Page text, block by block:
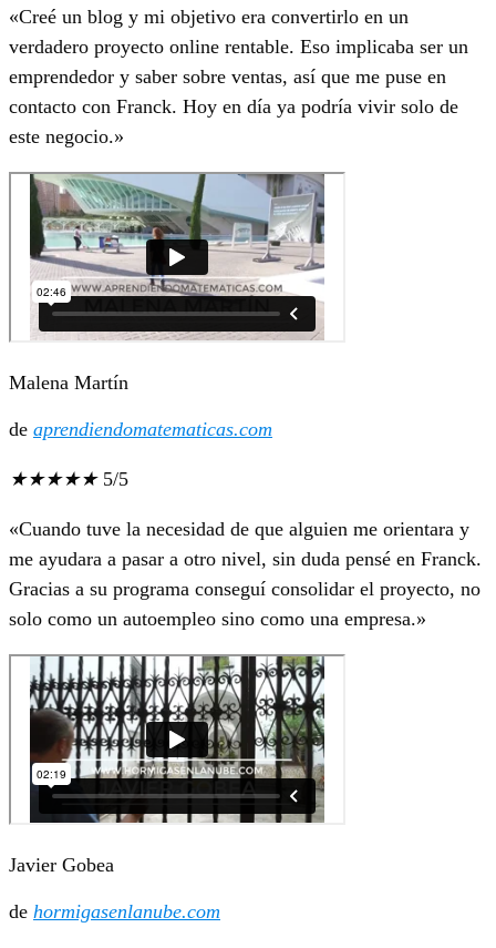
«Creé un blog y mi objetivo era convertirlo en un
verdadero proyecto online rentable. Eso implicaba ser un
emprendedor y saber sobre ventas, así que me puse en
contacto con Franck. Hoy en día ya podría vivir solo de
este negocio.»
Malena Martín
de aprendiendomatematicas.com
★★★★★ 5/5
«Cuando tuve la necesidad de que alguien me orientara y
me ayudara a pasar a otro nivel, sin duda pensé en Franck.
Gracias a su programa conseguí consolidar el proyecto, no
solo como un autoempleo sino como una empresa.»
Javier Gobea
de hormigasenlanube.com